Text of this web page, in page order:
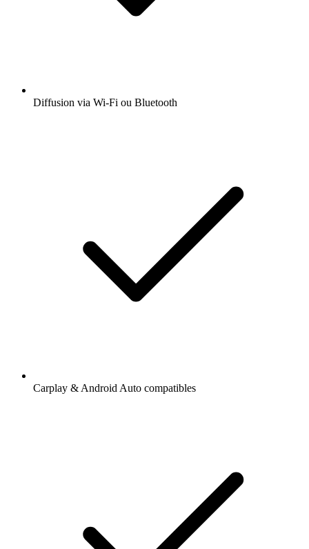
Diffusion via Wi-Fi ou Bluetooth
Carplay & Android Auto compatibles